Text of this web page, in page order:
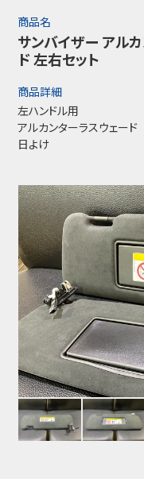
商品名
サンバイザー アル
ド 左右セット
商品詳細
左ハンドル用
アルカンターラスウェード
日よけ